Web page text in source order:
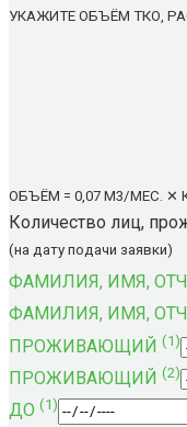
УКАЖИТЕ ОБЪЁМ ТКО,
ОБЪЁМ = 0,07 M3/МЕС.
Количество лиц,
(на дату подачи заявки)
ФАМИЛИЯ, ИМЯ,
ФАМИЛИЯ, ИМЯ,
ПРОЖИВАЮЩИЙ (1)
ПРОЖИВАЮЩИЙ (2)
ДО (1)